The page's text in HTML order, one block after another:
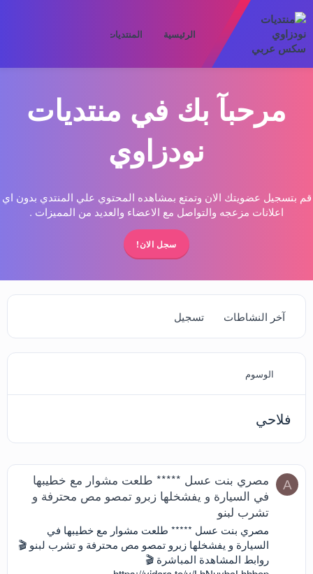
الرئيسية المنتديات
مرحبآ بك في منتديات
نودزاوي
قم بتسجيل عضويتك الان وتمتع بمشاهده المحتوي علي المنتدي بدون اي
اعلانات مزعجه والتواصل مع الاعضاء والعديد من المميزات .
سجل الان!
آخر النشاطات تسجيل
الوسوم
فلاحي
A
مصري بنت عسل ***** طلعت مشوار مع خطيبها
في السيارة و يفشخلها زبرو تمصو مص محترفة و
تشرب لبنو
مصري بنت عسل ***** طلعت مشوار مع خطيبها في
السيارة و يفشخلها زبرو تمصو مص محترفة و تشرب لبنو 🎬
روابط المشاهدة المباشرة 🎬